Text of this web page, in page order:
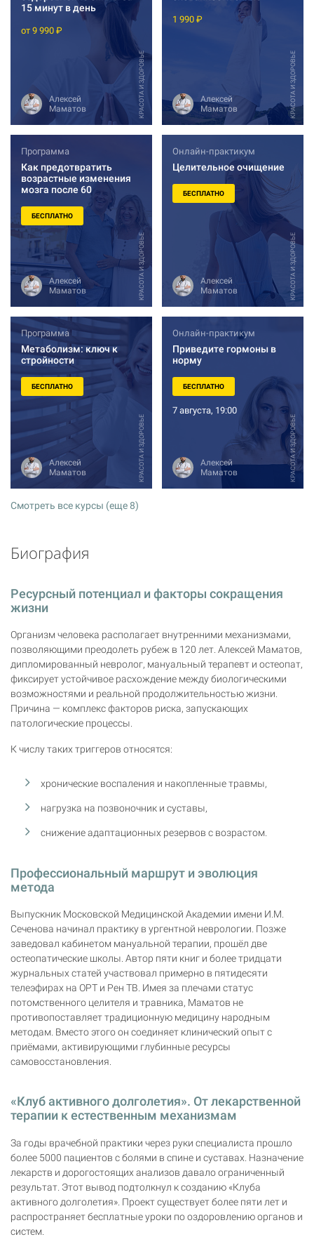
КРАСОТА И ЗДОРОВЬЕ
15 минут в день
от 9 990 ₽
Алексей
Маматов
КРАСОТА И ЗДОРОВЬЕ
1 990 ₽
Алексей
Маматов
КРАСОТА И ЗДОРОВЬЕ
Программа
Как предотвратить
возрастные изменения
мозга после 60
БЕСПЛАТНО
Алексей
Маматов
КРАСОТА И ЗДОРОВЬЕ
Онлайн-практикум
Целительное очищение
БЕСПЛАТНО
Алексей
Маматов
КРАСОТА И ЗДОРОВЬЕ
Программа
Метаболизм: ключ к
стройности
БЕСПЛАТНО
Алексей
Маматов
КРАСОТА И ЗДОРОВЬЕ
Онлайн-практикум
Приведите гормоны в
норму
БЕСПЛАТНО
7 августа, 19:00
Алексей
Маматов
Смотреть все курсы (еще 8)
Биография
Ресурсный потенциал и факторы сокращения
жизни
Организм человека располагает внутренними механизмами,
позволяющими преодолеть рубеж в 120 лет. Алексей Маматов,
дипломированный невролог, мануальный терапевт и остеопат,
фиксирует устойчивое расхождение между биологическими
возможностями и реальной продолжительностью жизни.
Причина — комплекс факторов риска, запускающих
патологические процессы.
К числу таких триггеров относятся:
хронические воспаления и накопленные травмы,
нагрузка на позвоночник и суставы,
снижение адаптационных резервов с возрастом.
Профессиональный маршрут и эволюция
метода
Выпускник Московской Медицинской Академии имени И.М.
Сеченова начинал практику в ургентной неврологии. Позже
заведовал кабинетом мануальной терапии, прошёл две
остеопатические школы. Автор пяти книг и более тридцати
журнальных статей участвовал примерно в пятидесяти
телеэфирах на ОРТ и Рен ТВ. Имея за плечами статус
потомственного целителя и травника, Маматов не
противопоставляет традиционную медицину народным
методам. Вместо этого он соединяет клинический опыт с
приёмами, активирующими глубинные ресурсы
самовосстановления.
«Клуб активного долголетия». От лекарственной
терапии к естественным механизмам
За годы врачебной практики через руки специалиста прошло
более 5000 пациентов с болями в спине и суставах. Назначение
лекарств и дорогостоящих анализов давало ограниченный
результат. Этот вывод подтолкнул к созданию «Клуба
активного долголетия». Проект существует более пяти лет и
распространяет бесплатные уроки по оздоровлению органов и
систем.